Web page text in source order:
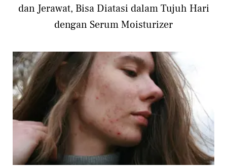
dan Jerawat, Bisa Diatasi dalam Tujuh Hari
dengan Serum Moisturizer